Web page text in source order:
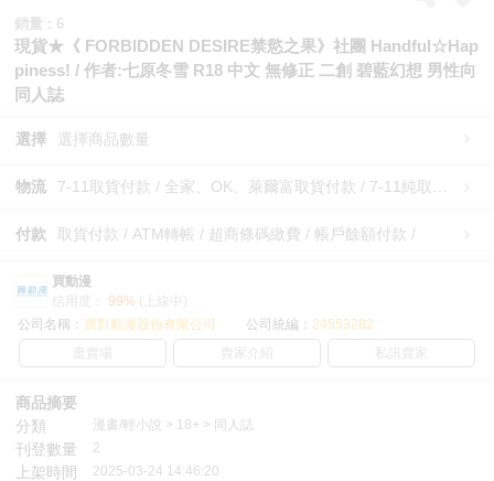
銷量 : 6
現貨★《 FORBIDDEN DESIRE禁慾之果》社團 Handful☆Hap
piness! / 作者:七原冬雪 R18 中文 無修正 二創 碧藍幻想 男性向
同人誌
選擇 選擇商品數量
物流
付款 取貨付款 / ATM轉帳 / 超商條碼繳費 / 帳戶餘額付款 /
買動漫
信用度：
99% (上線中)
公司名稱： 買對動漫股份有限公司 公司統編： 24553282
逛賣場
賣家介紹 私訊賣家
商品摘要
分類
漫畫/輕小說 > 18+ > 同人誌
刊登數量 2
上架時間 2025-03-24 14:46:20